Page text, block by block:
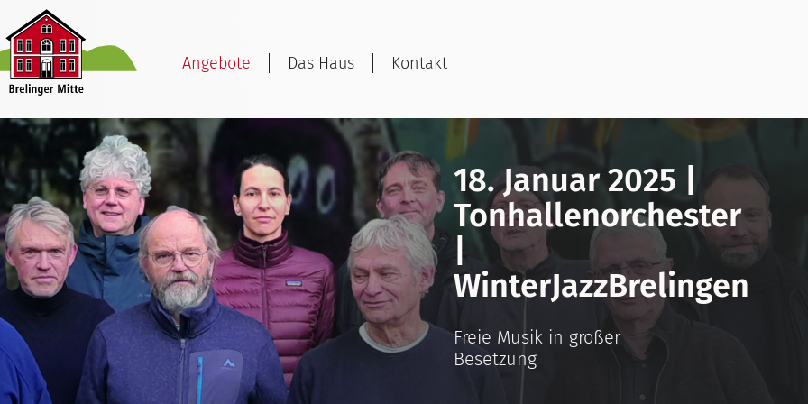
Angebote Das Haus Kontakt
18. Januar 2025 |
Tonhallenorchester
|
WinterJazzBrelingen
Freie Musik in großer
Besetzung